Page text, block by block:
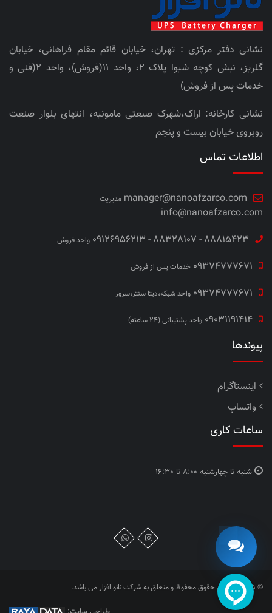
نشانی دفتر مرکزی : تهران، خیابان قائم مقام فراهانی، خیابان
گلریز، نبش کوچه شیوا پلاک 2، واحد 11(فروش)، واحد 2(فنی و
خدمات پس از فروش)
نشانی کارخانه: اراک،شهرک صنعتی مامونیه، انتهای بلوار صنعت
روبروی خیابان بیست و پنجم
اطلاعات تماس
manager@nanoafzarco.com مدیریت
info@nanoafzarco.com
88815423 - 88328107 - 09126956213
واحد فروش
09374777671 خدمات پس از فروش
09374777671 واحد شبکه،دیتا سنتر،سرور
09031191414 واحد پشتیبانی (24 ساعته)
پیوندها
اینستاگرام
واتساپ
ساعات کاری
شنبه تا چهارشنبه 8:00 تا 16:30
© 2025 - تمامی حقوق محفوظ و متعلق به شرکت نانو افزار می باشد.